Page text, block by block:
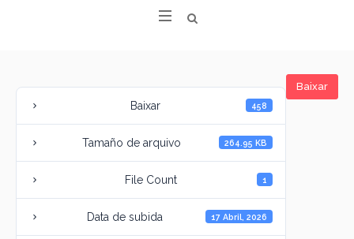
Baixar
Baixar 458
Tamaño de arquivo 264.95 KB
File Count 1
Data de subida 17 Abril, 2026